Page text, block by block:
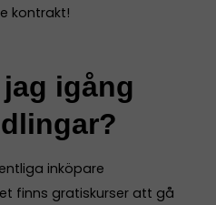
kontrakt!
igång
inköpare
finns gratiskurser att gå